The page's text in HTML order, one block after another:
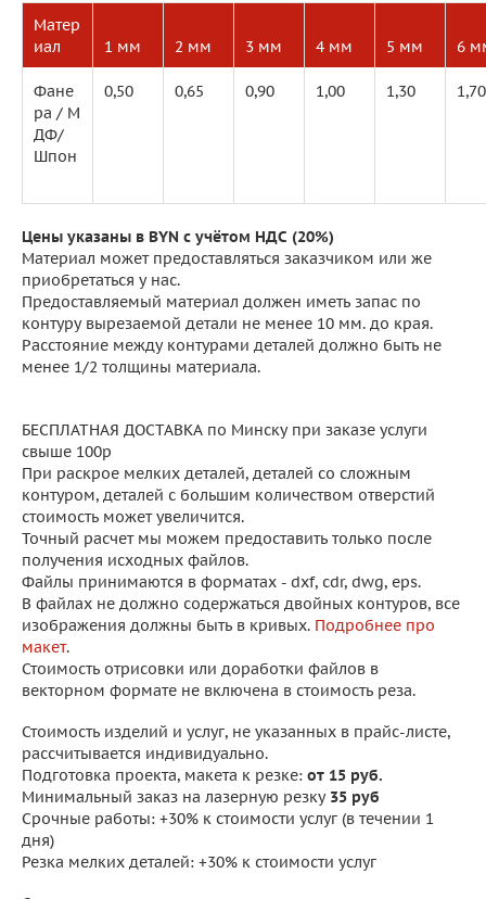
Матер
иал
1 мм 2 мм 3 мм 4 мм 5 мм 6
Фане
ра / М
ДФ/
Шпон
0,50 0,65 0,90 1,00 1,30 1,70
Цены указаны в BYN с учётом НДС (20%)
Материал может предоставляться заказчиком или же
приобретаться у нас.
Предоставляемый материал должен иметь запас по
контуру вырезаемой детали не менее 10 мм. до края.
Расстояние между контурами деталей должно быть не
менее 1/2 толщины материала.
БЕСПЛАТНАЯ ДОСТАВКА по Минску при заказе услуги
свыше 100р
При раскрое мелких деталей, деталей со сложным
контуром, деталей с большим количеством отверстий
стоимость может увеличится.
Точный расчет мы можем предоставить только после
получения исходных файлов.
Файлы принимаются в форматах - dxf, cdr, dwg, eps.
В файлах не должно содержаться двойных контуров, все
изображения должны быть в кривых. Подробнее про
макет.
Стоимость отрисовки или доработки файлов в
векторном формате не включена в стоимость реза.
Стоимость изделий и услуг, не указанных в прайс-листе,
рассчитывается индивидуально.
Подготовка проекта, макета к резке: от 15 руб.
Минимальный заказ на лазерную резку 35 руб
Срочные работы: +30% к стоимости услуг (в течении 1
дня)
Резка мелких деталей: +30% к стоимости услуг